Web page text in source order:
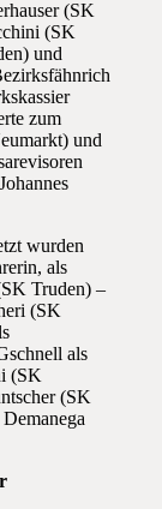
(SK
(SK
und
zum
und
wurden
als
Truden) –
(SK
als
(SK
(SK